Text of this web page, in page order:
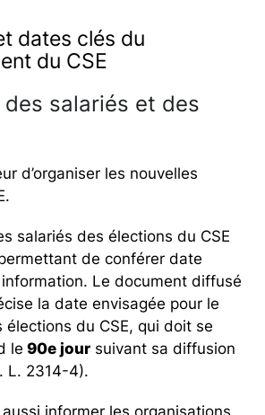
dates clés du
du CSE
salariés et des
d’organiser les nouvelles
salariés des élections du CSE
de conférer date
Le document diffusé
la date envisagée pour le
élections du CSE, qui doit se
le 90e jour suivant sa diffusion
L. 2314-4).